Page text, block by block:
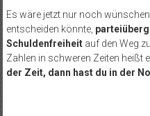
Es wäre jetzt nur noch
entscheiden könnte,
Schuldenfreiheitauf den Weg
Zahlen in schweren Zeiten heißt
der Zeit, dann hast du in der